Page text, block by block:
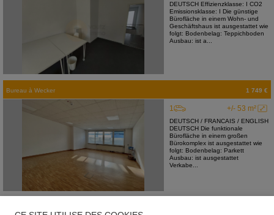
DEUTSCH Effizienzklasse: I CO2
Emissionsklasse: I Die günstige
Bürofläche in einem Wohn- und
Geschäftshaus ist ausgestattet wie
folgt: Bodenbelag: Teppichboden
Ausbau: ist a...
Bureau à Wecker 1 749 €
+/- 53 m²
1
DEUTSCH / FRANCAIS / ENGLISH
DEUTSCH Die funktionale
Bürofläche in einem großen
Bürokomplex ist ausgestattet wie
folgt: Bodenbelag: Parkett
Ausbau: ist ausgestattet
Verkabe...